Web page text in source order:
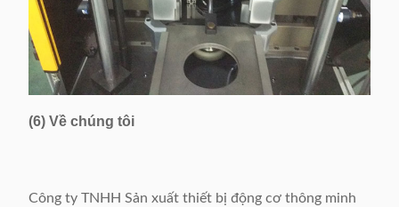
(6) Về chúng tôi
Công ty TNHH Sản xuất thiết bị động cơ thông minh